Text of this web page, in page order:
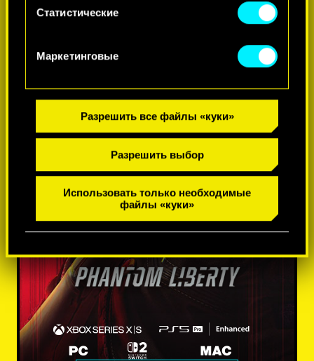
связанные с ними параметры можно в меню
Статистические
Маркетинговые
Разрешить все файлы «куки»
Разрешить выбор
Использовать только необходимые
файлы «куки»